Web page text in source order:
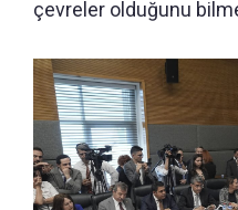
çevreler olduğunu